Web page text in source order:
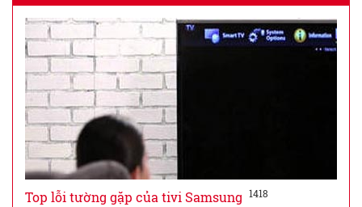
Top lỗi tường gặp của tivi Samsung 1418